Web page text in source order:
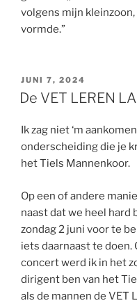
volgens mijn kleinzoon,
vormde.”
GEPLAATST
OP
JUNI 7, 2024
De VET LEREN
Ik zag niet ‘m
onderscheiding die je
het Tiels Mannenkoor.
Op een of andere
naast dat we heel hard
zondag 2 juni voor te
iets daarnaast te
concert werd ik in het
dirigent ben van het
als de mannen de VET